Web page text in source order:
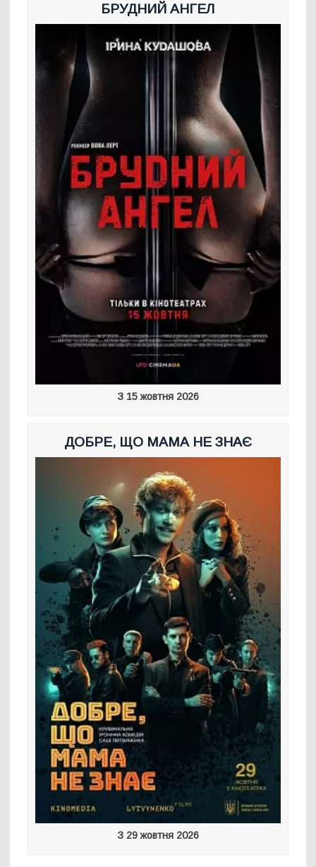
БРУДНИЙ АНГЕЛ
З 15 жовтня 2026
ДОБРЕ, ЩО МАМА НЕ ЗНАЄ
З 29 жовтня 2026